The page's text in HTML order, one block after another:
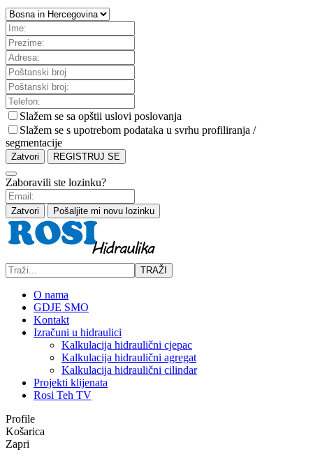
Slažem se sa opštii uslovi poslovanja
Slažem se s upotrebom podataka u svrhu profiliranja /
segmentacije
Zatvori REGISTRUJ SE
Zaboravili ste lozinku?
Zatvori Pošaljite mi novu lozinku
TRAŽI
O nama
GDJE SMO
Kontakt
Izračuni u hidraulici
Kalkulacija hidraulični cjepac
Kalkulacija hidraulični agregat
Kalkulacija hidraulični cilindar
Projekti klijenata
Rosi Teh TV
Profile
Košarica
Zapri